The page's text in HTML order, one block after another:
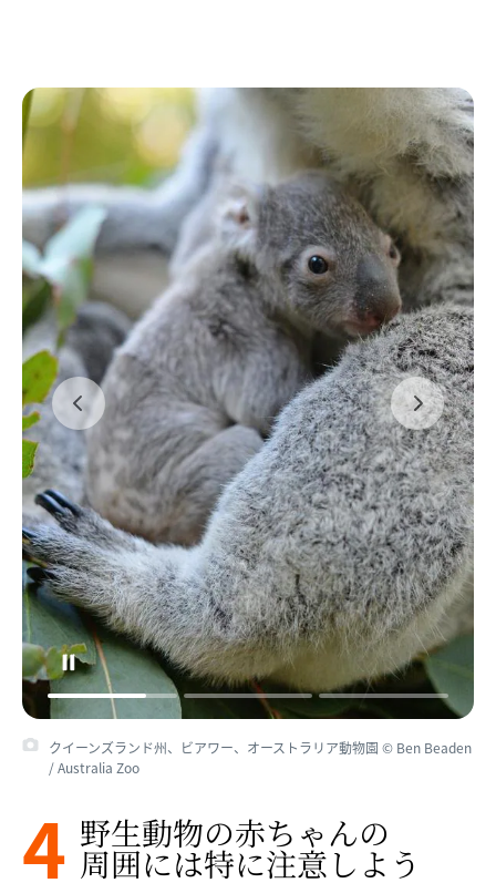
クイーンズランド州、ビアワー、オーストラリア動物園 © Ben Beaden
/ Australia Zoo
4 野生動物の​赤ちゃんの​
周囲には​特に​注意しよう